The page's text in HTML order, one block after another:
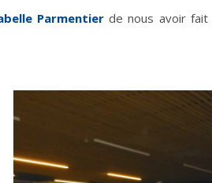
Parmentierde nous avoir fait